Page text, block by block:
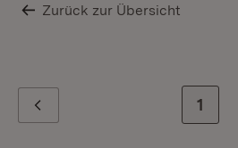
Zurück zur Übersicht
Zur
1